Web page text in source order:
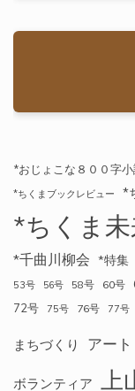
*おじょこな８００字小
*ちくまブックレビュー *
*ちくま
*千曲川柳会 *特集
53号
56号 58号 60号
72号 75号 76号 77号
まちづくり アート
ボランティア